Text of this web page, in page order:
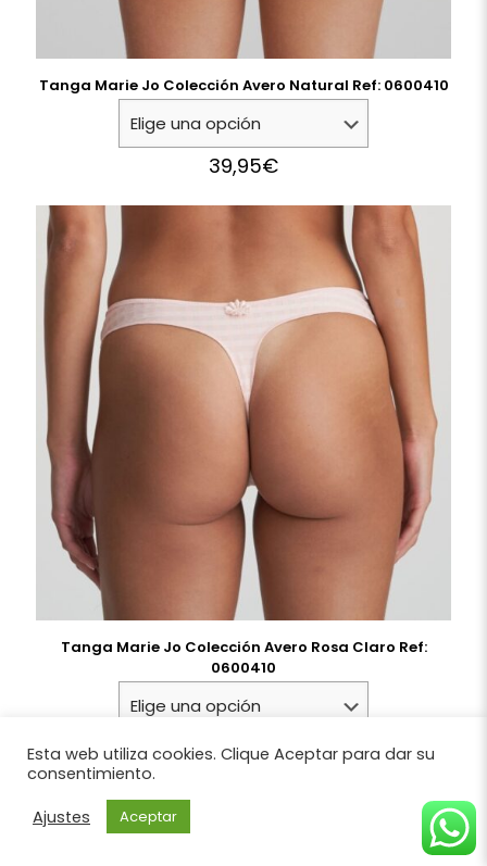
Tanga Marie Jo Colección Avero Natural Ref: 0600410
39,95€
Tanga Marie Jo Colección Avero Rosa Claro Ref:
0600410
39,95€
Esta web utiliza cookies. Clique Aceptar para dar su
consentimiento.
Ajustes
Aceptar